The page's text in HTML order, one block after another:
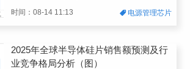
时间：08-14 11:13 电源管理芯片
2025年全球半导体硅片销售额预测及行
业竞争格局分析（图）